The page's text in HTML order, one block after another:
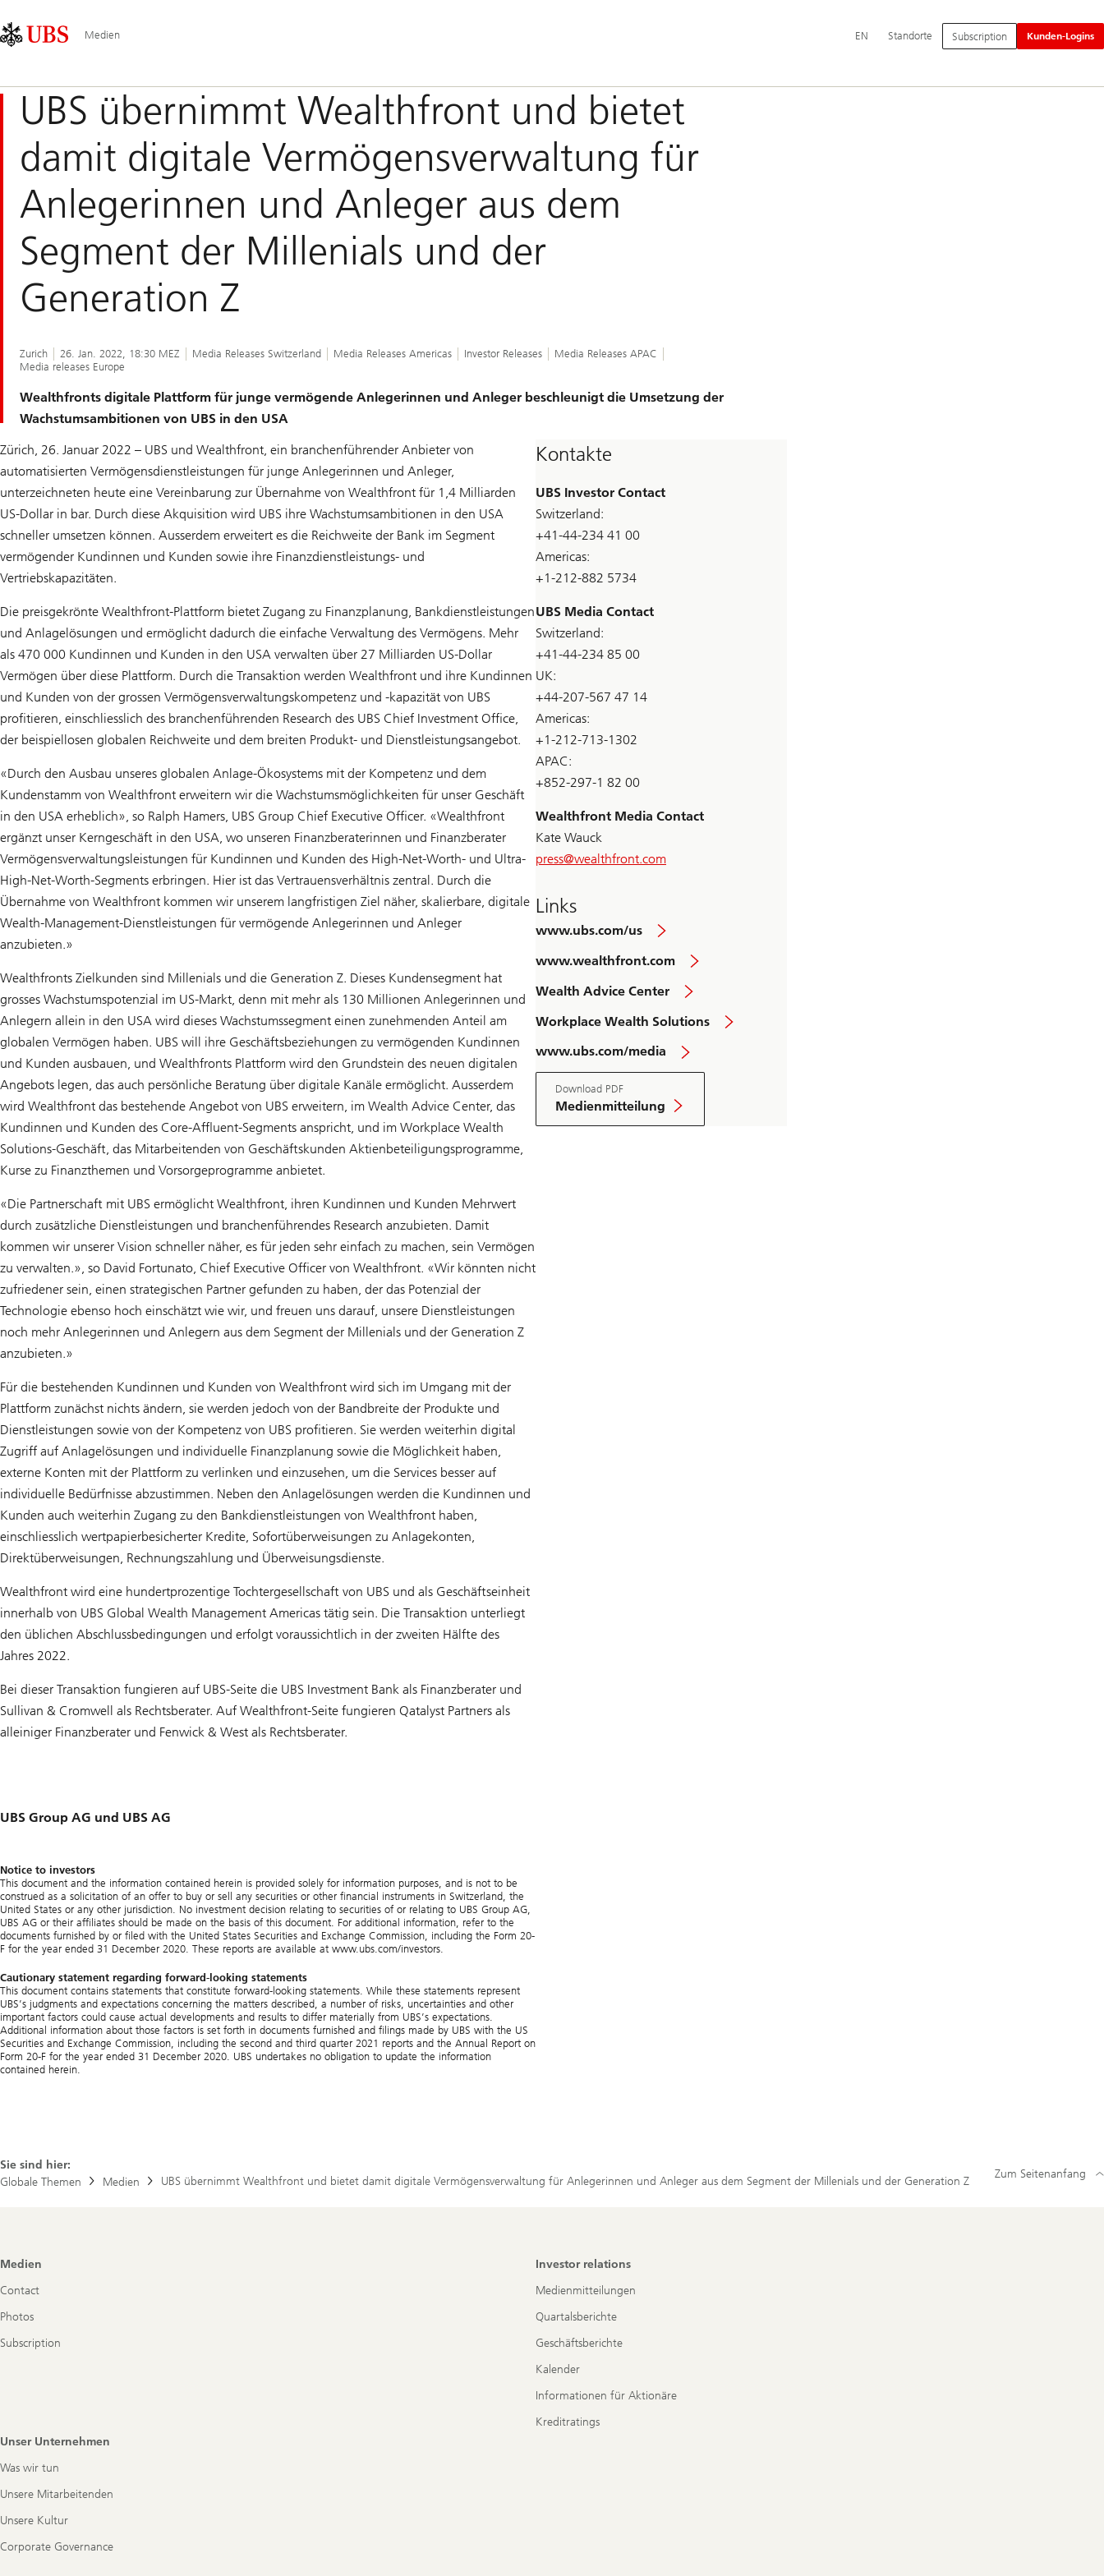
Area
Medien Hauptnavigation
Switch
English
EN Standorte Subscription Kunden-Logins
UBS übernimmt Wealthfront und bietet
damit digitale Vermögensverwaltung für
Anlegerinnen und Anleger aus dem
Segment der Millenials und der
Generation Z
Zurich 26. Jan. 2022, 18:30 MEZ Media Releases Switzerland Media Releases Americas Investor Releases
Media Releases APAC
Media releases Europe
Wealthfronts digitale Plattform für junge vermögende Anlegerinnen und Anleger beschleunigt die Umsetzung der
Wachstumsambitionen von UBS in den USA
Zürich, 26. Januar 2022 – UBS und Wealthfront, ein branchenführender Anbieter von
automatisierten Vermögensdienstleistungen für junge Anlegerinnen und Anleger,
unterzeichneten heute eine Vereinbarung zur Übernahme von Wealthfront für 1,4 Milliarden
US-Dollar in bar. Durch diese Akquisition wird UBS ihre Wachstumsambitionen in den USA
schneller umsetzen können. Ausserdem erweitert es die Reichweite der Bank im Segment
vermögender Kundinnen und Kunden sowie ihre Finanzdienstleistungs- und
Vertriebskapazitäten.
Die preisgekrönte Wealthfront-Plattform bietet Zugang zu Finanzplanung, Bankdienstleistungen
und Anlagelösungen und ermöglicht dadurch die einfache Verwaltung des Vermögens. Mehr
als 470 000 Kundinnen und Kunden in den USA verwalten über 27 Milliarden US-Dollar
Vermögen über diese Plattform. Durch die Transaktion werden Wealthfront und ihre Kundinnen
und Kunden von der grossen Vermögensverwaltungskompetenz und -kapazität von UBS
profitieren, einschliesslich des branchenführenden Research des UBS Chief Investment Office,
der beispiellosen globalen Reichweite und dem breiten Produkt- und Dienstleistungsangebot.
«Durch den Ausbau unseres globalen Anlage-Ökosystems mit der Kompetenz und dem
Kundenstamm von Wealthfront erweitern wir die Wachstumsmöglichkeiten für unser Geschäft
in den USA erheblich», so Ralph Hamers, UBS Group Chief Executive Officer. «Wealthfront
ergänzt unser Kerngeschäft in den USA, wo unseren Finanzberaterinnen und Finanzberater
Vermögensverwaltungsleistungen für Kundinnen und Kunden des High-Net-Worth- und Ultra-
High-Net-Worth-Segments erbringen. Hier ist das Vertrauensverhältnis zentral. Durch die
Übernahme von Wealthfront kommen wir unserem langfristigen Ziel näher, skalierbare, digitale
Wealth-Management-Dienstleistungen für vermögende Anlegerinnen und Anleger
anzubieten.»
Wealthfronts Zielkunden sind Millenials und die Generation Z. Dieses Kundensegment hat
grosses Wachstumspotenzial im US-Markt, denn mit mehr als 130 Millionen Anlegerinnen und
Anlegern allein in den USA wird dieses Wachstumssegment einen zunehmenden Anteil am
globalen Vermögen haben. UBS will ihre Geschäftsbeziehungen zu vermögenden Kundinnen
und Kunden ausbauen, und Wealthfronts Plattform wird den Grundstein des neuen digitalen
Angebots legen, das auch persönliche Beratung über digitale Kanäle ermöglicht. Ausserdem
wird Wealthfront das bestehende Angebot von UBS erweitern, im Wealth Advice Center, das
Kundinnen und Kunden des Core-Affluent-Segments anspricht, und im Workplace Wealth
Solutions-Geschäft, das Mitarbeitenden von Geschäftskunden Aktienbeteiligungsprogramme,
Kurse zu Finanzthemen und Vorsorgeprogramme anbietet.
«Die Partnerschaft mit UBS ermöglicht Wealthfront, ihren Kundinnen und Kunden Mehrwert
durch zusätzliche Dienstleistungen und branchenführendes Research anzubieten. Damit
kommen wir unserer Vision schneller näher, es für jeden sehr einfach zu machen, sein Vermögen
zu verwalten.», so David Fortunato, Chief Executive Officer von Wealthfront. «Wir könnten nicht
zufriedener sein, einen strategischen Partner gefunden zu haben, der das Potenzial der
Technologie ebenso hoch einschätzt wie wir, und freuen uns darauf, unsere Dienstleistungen
noch mehr Anlegerinnen und Anlegern aus dem Segment der Millenials und der Generation Z
anzubieten.»
Für die bestehenden Kundinnen und Kunden von Wealthfront wird sich im Umgang mit der
Plattform zunächst nichts ändern, sie werden jedoch von der Bandbreite der Produkte und
Dienstleistungen sowie von der Kompetenz von UBS profitieren. Sie werden weiterhin digital
Zugriff auf Anlagelösungen und individuelle Finanzplanung sowie die Möglichkeit haben,
externe Konten mit der Plattform zu verlinken und einzusehen, um die Services besser auf
individuelle Bedürfnisse abzustimmen. Neben den Anlagelösungen werden die Kundinnen und
Kunden auch weiterhin Zugang zu den Bankdienstleistungen von Wealthfront haben,
einschliesslich wertpapierbesicherter Kredite, Sofortüberweisungen zu Anlagekonten,
Direktüberweisungen, Rechnungszahlung und Überweisungsdienste.
Wealthfront wird eine hundertprozentige Tochtergesellschaft von UBS und als Geschäftseinheit
innerhalb von UBS Global Wealth Management Americas tätig sein. Die Transaktion unterliegt
den üblichen Abschlussbedingungen und erfolgt voraussichtlich in der zweiten Hälfte des
Jahres 2022.
Bei dieser Transaktion fungieren auf UBS-Seite die UBS Investment Bank als Finanzberater und
Sullivan & Cromwell als Rechtsberater. Auf Wealthfront-Seite fungieren Qatalyst Partners als
alleiniger Finanzberater und Fenwick & West als Rechtsberater.
UBS Group AG und UBS AG
Notice to investors
This document and the information contained herein is provided solely for information purposes, and is not to be
construed as a solicitation of an offer to buy or sell any securities or other financial instruments in Switzerland, the
United States or any other jurisdiction. No investment decision relating to securities of or relating to UBS Group AG,
UBS AG or their affiliates should be made on the basis of this document. For additional information, refer to the
documents furnished by or filed with the United States Securities and Exchange Commission, including the Form 20-
F for the year ended 31 December 2020. These reports are available at www.ubs.com/investors.
Cautionary statement regarding forward-looking statements
This document contains statements that constitute forward-looking statements. While these statements represent
UBS’s judgments and expectations concerning the matters described, a number of risks, uncertainties and other
important factors could cause actual developments and results to differ materially from UBS’s expectations.
Additional information about those factors is set forth in documents furnished and filings made by UBS with the US
Securities and Exchange Commission, including the second and third quarter 2021 reports and the Annual Report on
Form 20-F for the year ended 31 December 2020. UBS undertakes no obligation to update the information
contained herein.
Kontakte
UBS Investor Contact
Switzerland:
+41-44-234 41 00
Americas:
+1-212-882 5734
UBS Media Contact
Switzerland:
+41-44-234 85 00
UK:
+44-207-567 47 14
Americas:
+1-212-713-1302
APAC:
+852-297-1 82 00
Wealthfront Media Contact
Kate Wauck
press@wealthfront.com
Links
www.ubs.com/us
www.wealthfront.com
Wealth Advice Center
Workplace Wealth Solutions
www.ubs.com/media
Download PDF
Medienmitteilung
Sie sind hier:
Globale Themen
Medien UBS übernimmt Wealthfront und bietet damit digitale Vermögensverwaltung für Anlegerinnen und Anleger aus dem Segment der Millenials und der Generation Z
Zum Seitenanfang
Footer
Medien
Contact
Photos
Subscription
Investor relations
Medienmitteilungen
Quartalsberichte
Geschäftsberichte
Kalender
Informationen für Aktionäre
Kreditratings
Unser Unternehmen
Was wir tun
Unsere Mitarbeitenden
Unsere Kultur
Corporate Governance